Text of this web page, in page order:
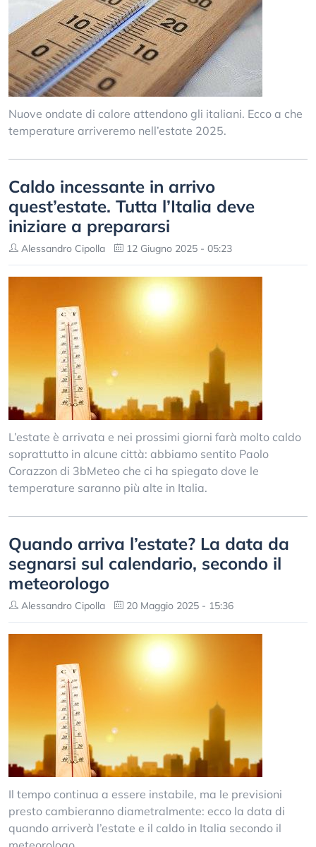
Nuove ondate di calore attendono gli italiani. Ecco a che
temperature arriveremo nell’estate 2025.
Caldo incessante in arrivo
quest’estate. Tutta l’Italia deve
iniziare a prepararsi
Alessandro Cipolla 12 Giugno 2025 - 05:23
L’estate è arrivata e nei prossimi giorni farà molto caldo
soprattutto in alcune città: abbiamo sentito Paolo
Corazzon di 3bMeteo che ci ha spiegato dove le
temperature saranno più alte in Italia.
Quando arriva l’estate? La data da
segnarsi sul calendario, secondo il
meteorologo
Alessandro Cipolla 20 Maggio 2025 - 15:36
Il tempo continua a essere instabile, ma le previsioni
presto cambieranno diametralmente: ecco la data di
quando arriverà l’estate e il caldo in Italia secondo il